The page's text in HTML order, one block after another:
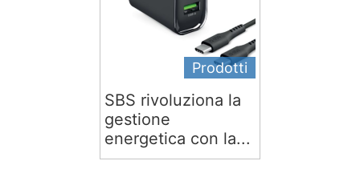
Prodotti
SBS rivoluziona la
gestione
energetica con la...